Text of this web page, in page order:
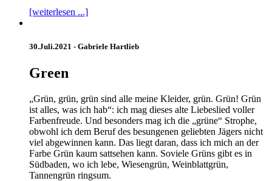
[weiterlesen ...]
30.Juli.2021 - Gabriele Hartlieb
Green
„Grün, grün, grün sind alle meine Kleider, grün. Grün! Grün
ist alles, was ich hab“: ich mag dieses alte Liebeslied voller
Farbenfreude. Und besonders mag ich die „grüne“ Strophe,
obwohl ich dem Beruf des besungenen geliebten Jägers nicht
viel abgewinnen kann. Das liegt daran, dass ich mich an der
Farbe Grün kaum sattsehen kann. Soviele Grüns gibt es in
Südbaden, wo ich lebe, Wiesengrün, Weinblattgrün,
Tannengrün ringsum.